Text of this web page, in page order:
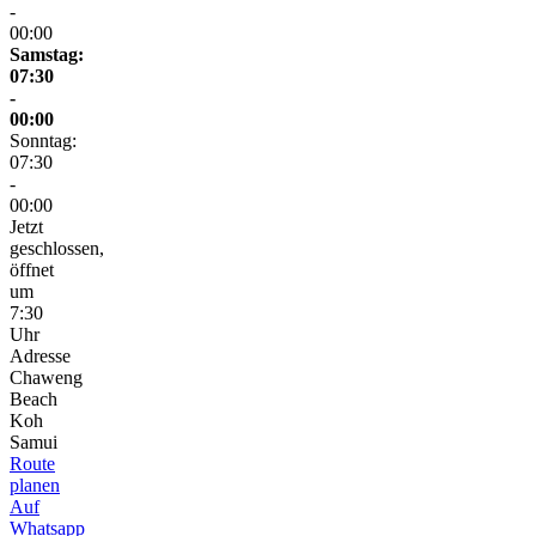
-
00:00
Samstag:
07:30
-
00:00
Sonntag:
07:30
-
00:00
Jetzt
geschlossen,
öffnet
um
7:30
Uhr
Adresse
Chaweng
Beach
Koh
Samui
Route
planen
Auf
Whatsapp